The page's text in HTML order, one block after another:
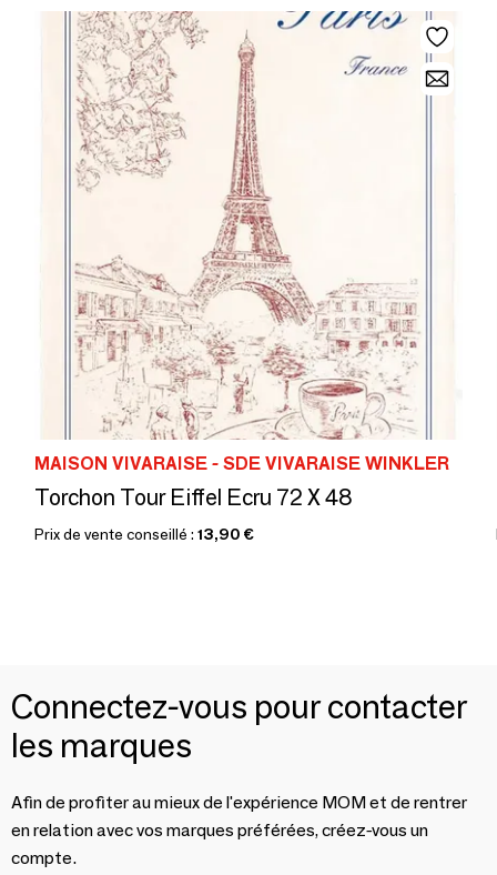
MAISON VIVARAISE - SDE VIVARAISE WINKLER
Torchon Tour Eiffel Ecru 72 X 48
Prix de vente conseillé : 13,90 €
Connectez-vous pour contacter
les marques
Afin de profiter au mieux de l'expérience MOM et de rentrer
en relation avec vos marques préférées, créez-vous un
compte.